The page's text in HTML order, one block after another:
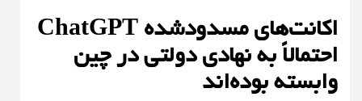
اکانت‌های مسدودشده ChatGPT
احتمالاً به نهادی دولتی در چین
وابسته بوده‌اند